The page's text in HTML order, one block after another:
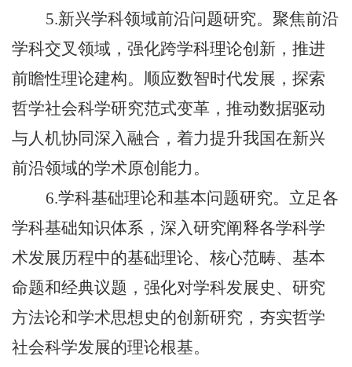
5.新兴学科领域前沿问题研究。聚焦前沿
学科交叉领域，强化跨学科理论创新，推进
前瞻性理论建构。顺应数智时代发展，探索
哲学社会科学研究范式变革，推动数据驱动
与人机协同深入融合，着力提升我国在新兴
前沿领域的学术原创能力。
6.学科基础理论和基本问题研究。立足各
学科基础知识体系，深入研究阐释各学科学
术发展历程中的基础理论、核心范畴、基本
命题和经典议题，强化对学科发展史、研究
方法论和学术思想史的创新研究，夯实哲学
社会科学发展的理论根基。